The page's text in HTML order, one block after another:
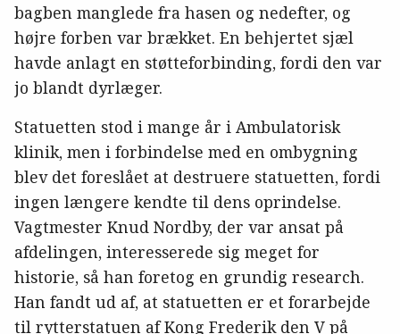
bagben manglede fra hasen og nedefter, og
højre forben var brækket. En behjertet sjæl
havde anlagt en støtteforbinding, fordi den var
jo blandt dyrlæger.
Statuetten stod i mange år i Ambulatorisk
klinik, men i forbindelse med en ombygning
blev det foreslået at destruere statuetten, fordi
ingen længere kendte til dens oprindelse.
Vagtmester Knud Nordby, der var ansat på
afdelingen, interesserede sig meget for
historie, så han foretog en grundig research.
Han fandt ud af, at statuetten er et forarbejde
til rytterstatuen af Kong Frederik den V på